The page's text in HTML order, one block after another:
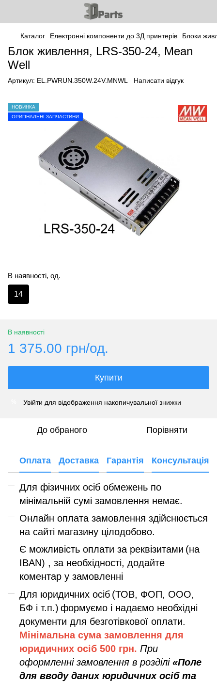
Каталог Електронні компоненти до 3Д принтерів Блоки
Блок живлення, LRS-350-24, Mean
Well
Артикул: EL.PWRUN.350W.24V.MNWL Написати відгук
НОВИНКА
ОРИГІНАЛЬНІ ЗАПЧАСТИНИ
В наявності, од.
14
В наявності
1 375.00 грн/од.
Купити
Увійти для відображення накопичувальної знижки
До обраного Порівняти
Оплата Доставка Гарантія Консультація
Для фізичних осіб обмежень по
мінімальній сумі замовлення немає.
Онлайн оплата замовлення здійснюється
на сайті магазину цілодобово.
Є можливість оплати за реквізитами (на
IBAN) , за необхідності, додайте
коментар у замовленні
Для юридичних осіб (ТОВ, ФОП, ООО,
БФ і т.п.) формуємо і надаємо необхідні
документи для безготівкової оплати.
Мінімальна сума замовлення для
юридичних осіб 500 грн. При
оформленні замовлення в розділі «Поле
для вводу даних юридичних осіб та